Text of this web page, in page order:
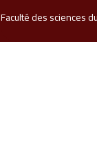
Faculté des sciences